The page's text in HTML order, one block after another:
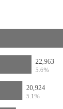
22,963
5.6%
20,924
5.1%